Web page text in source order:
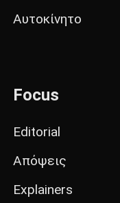
Αυτοκίνητο
Focus
Editorial
Απόψεις
Explainers